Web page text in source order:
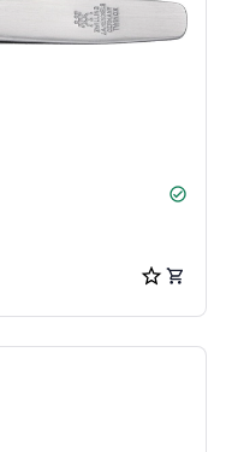
check_circle